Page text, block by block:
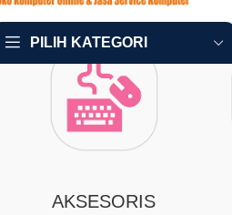
PILIH KATEGORI
AKSESORIS